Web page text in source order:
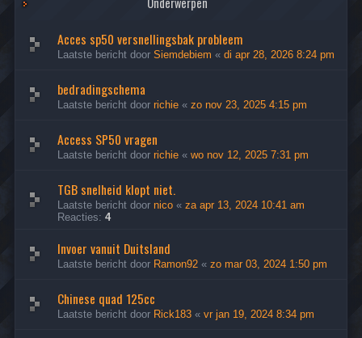
Acces sp50 versnellingsbak probleem
Laatste bericht door Siemdebiem « di apr 28, 2026 8:24 pm
bedradingschema
Laatste bericht door richie « zo nov 23, 2025 4:15 pm
Access SP50 vragen
Laatste bericht door richie « wo nov 12, 2025 7:31 pm
TGB snelheid klopt niet.
Laatste bericht door nico « za apr 13, 2024 10:41 am
Reacties: 4
Invoer vanuit Duitsland
Laatste bericht door Ramon92 « zo mar 03, 2024 1:50 pm
Chinese quad 125cc
Laatste bericht door Rick183 « vr jan 19, 2024 8:34 pm